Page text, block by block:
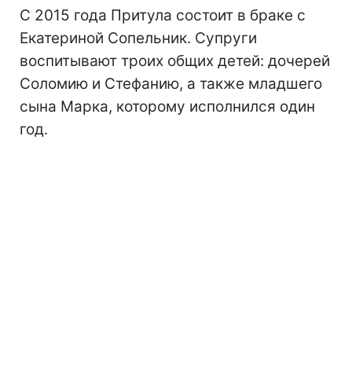
С 2015 года Притула состоит в браке с
Екатериной Сопельник. Супруги
воспитывают троих общих детей: дочерей
Соломию и Стефанию, а также младшего
сына Марка, которому исполнился один
год.